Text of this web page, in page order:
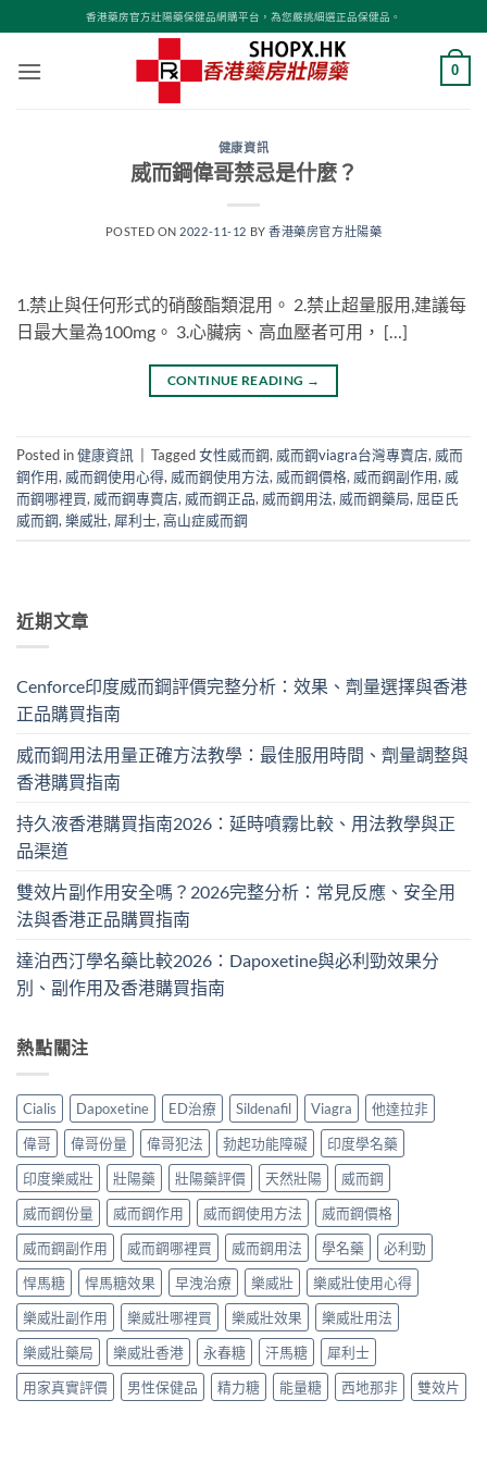
to
content
香港藥房官方壯陽藥保健品網購平台，為您嚴挑細選正品保健品。
0
健康資訊
威而鋼偉哥禁忌是什麼？
POSTED ON 2022-11-12 BY香港藥房官方壯陽藥
1.禁止與任何形式的硝酸酯類混用。 2.禁止超量服用,建議每
日最大量為100mg。 3.心臟病、高血壓者可用， […]
CONTINUE READING →
Posted in健康資訊 Tagged女性威而鋼, 威而鋼viagra台灣專賣店, 威而
鋼作用, 威而鋼使用心得, 威而鋼使用方法, 威而鋼價格, 威而鋼副作用, 威
而鋼哪裡買, 威而鋼專賣店, 威而鋼正品, 威而鋼用法, 威而鋼藥局, 屈臣氏
威而鋼, 樂威壯, 犀利士, 高山症威而鋼
近期文章
Cenforce印度威而鋼評價完整分析：效果、劑量選擇與香港
正品購買指南
威而鋼用法用量正確方法教學：最佳服用時間、劑量調整與
香港購買指南
持久液香港購買指南2026：延時噴霧比較、用法教學與正
品渠道
雙效片副作用安全嗎？2026完整分析：常見反應、安全用
法與香港正品購買指南
達泊西汀學名藥比較2026：Dapoxetine與必利勁效果分
別、副作用及香港購買指南
熱點關注
Cialis Dapoxetine ED治療 Sildenafil Viagra
他達拉非
偉哥
偉哥份量 偉哥犯法 勃起功能障礙
印度學名藥
印度樂威壯
壯陽藥 壯陽藥評價 天然壯陽
威而鋼
威而鋼份量
威而鋼作用 威而鋼使用方法
威而鋼價格
威而鋼副作用
威而鋼哪裡買 威而鋼用法 學名藥
必利勁
悍馬糖
悍馬糖效果 早洩治療 樂威壯
樂威壯使用心得
樂威壯副作用
樂威壯哪裡買 樂威壯效果
樂威壯用法
樂威壯藥局
樂威壯香港 永春糖 汗馬糖
犀利士
用家真實評價
男性保健品 精力糖 能量糖 西地那非 雙效片